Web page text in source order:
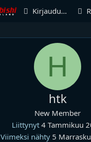
Kirjaudu sisään
H
htk
New Member
Liittynyt 4 Tammikuu
Viimeksi nähty 5